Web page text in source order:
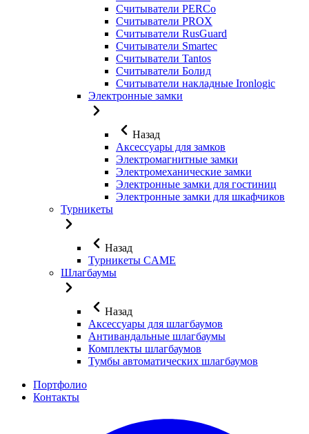
Считыватели PERCo
Считыватели PROX
Считыватели RusGuard
Считыватели Smartec
Считыватели Tantos
Считыватели Болид
Считыватели накладные Ironlogic
Электронные замки
Назад
Аксессуары для замков
Электромагнитные замки
Электромеханические замки
Электронные замки для гостиниц
Электронные замки для шкафчиков
Турникеты
Назад
Турникеты CAME
Шлагбаумы
Назад
Аксессуары для шлагбаумов
Антивандальные шлагбаумы
Комплекты шлагбаумов
Тумбы автоматических шлагбаумов
Портфолио
Контакты